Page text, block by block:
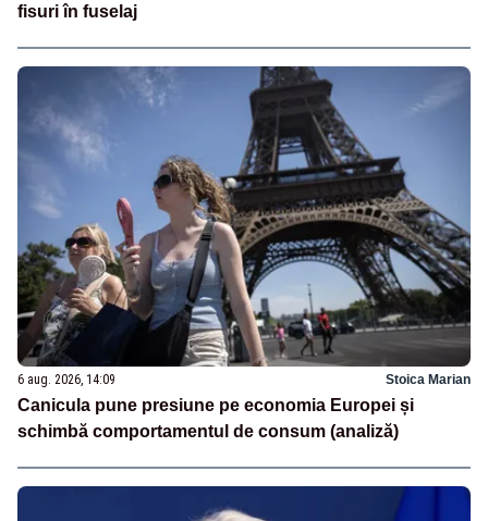
fisuri în fuselaj
6 aug. 2026, 14:09 Stoica Marian
Canicula pune presiune pe economia Europei și
schimbă comportamentul de consum (analiză)